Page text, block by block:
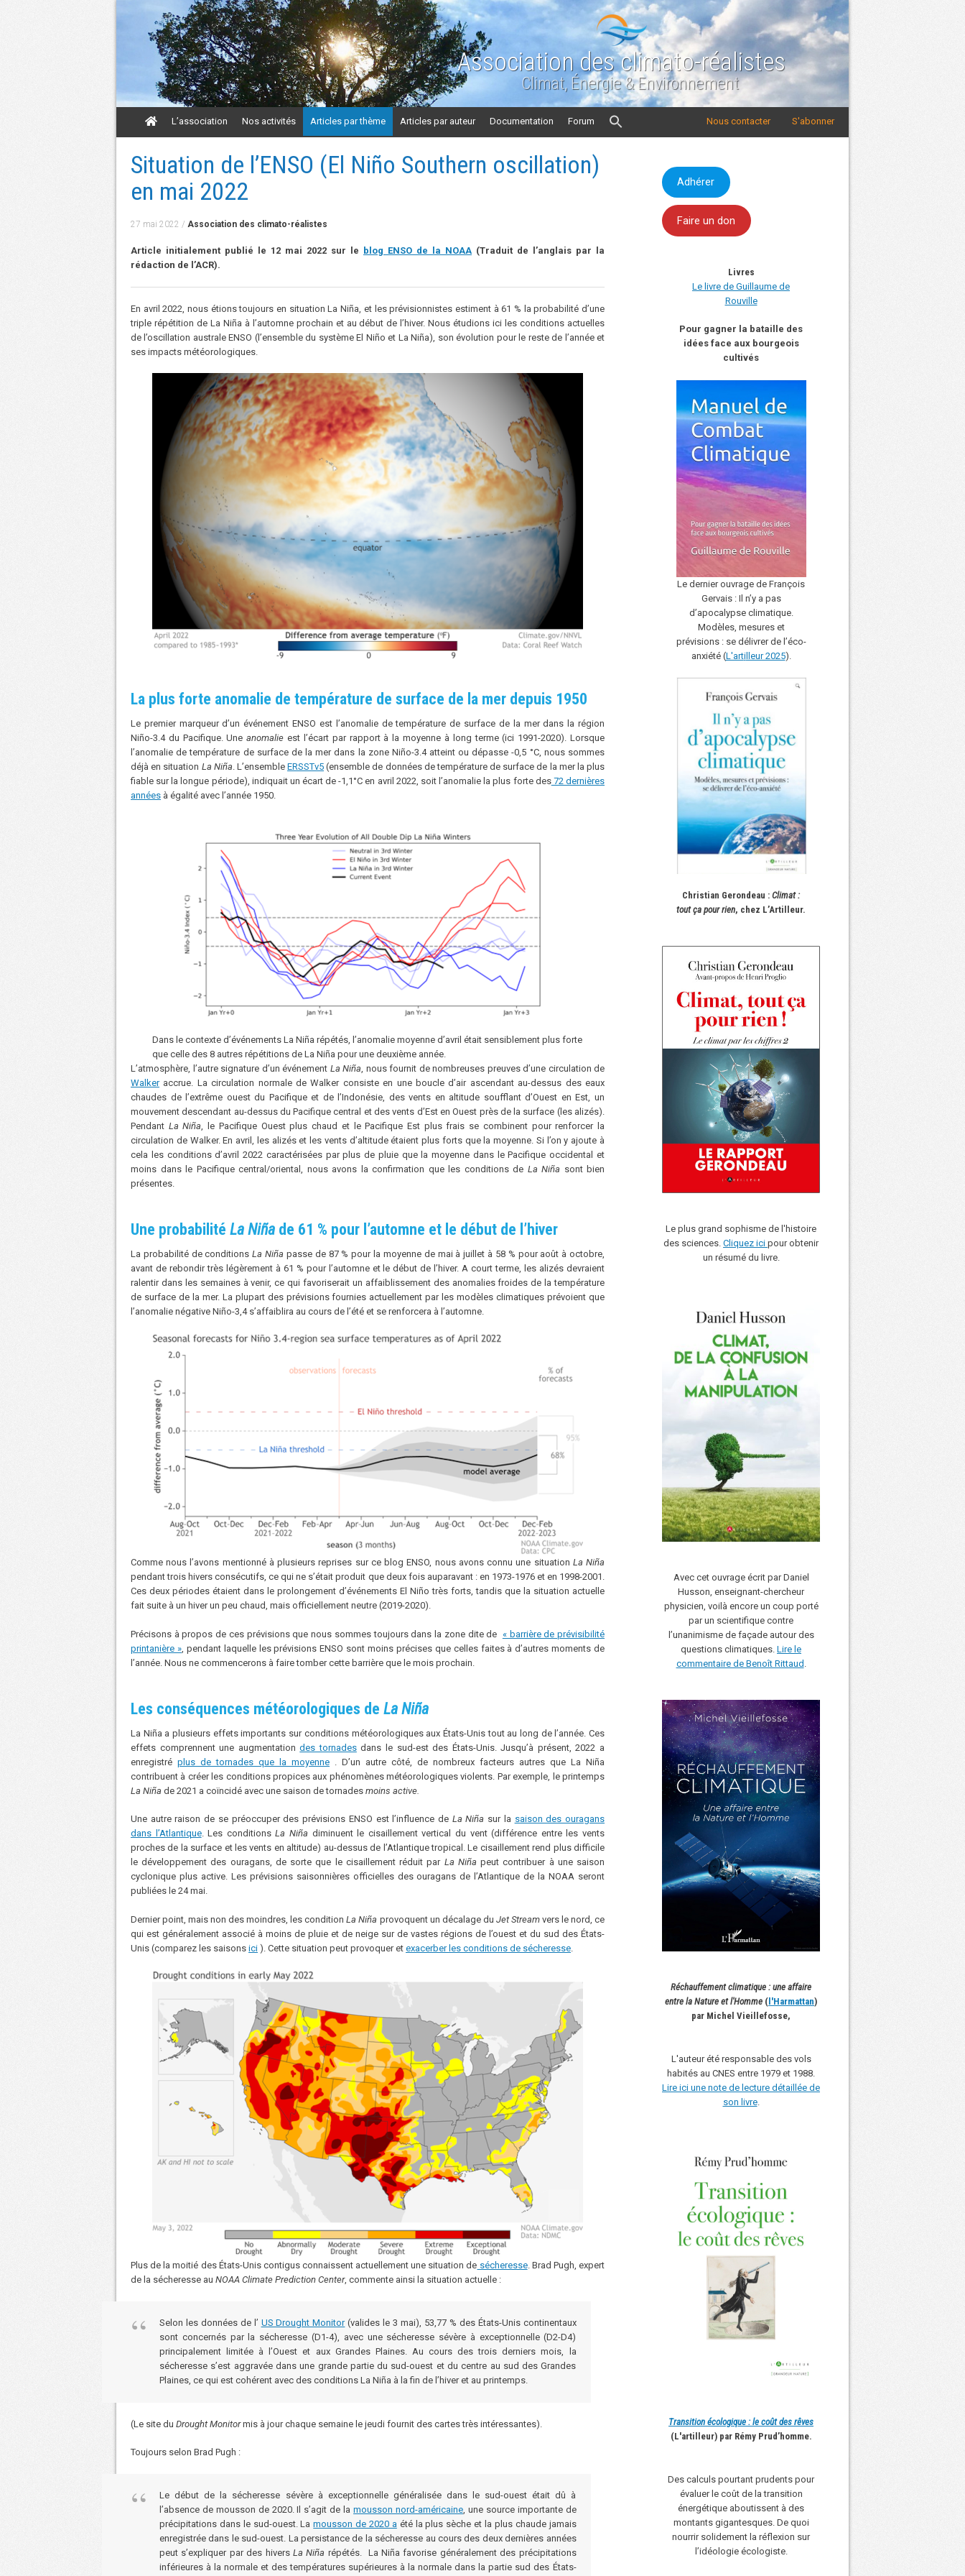
Association des climato-réalistes
Climat, Énergie & Environnement
L’association Nos activités Articles par thème Articles par auteur Documentation Forum S'abonner
Nous contacter
auSituation de l’ENSO (El Niño Southern oscillation)
en mai 2022
27 mai 2022 / Association des climato-réalistes
Article initialement publié le 12 mai 2022 sur le blog ENSO de la NOAA (Traduit de l’anglais par la
rédaction de l’ACR).
En avril 2022, nous étions toujours en situation La Niña, et les prévisionnistes estiment à 61 % la probabilité d’une
triple répétition de La Niña à l’automne prochain et au début de l’hiver. Nous étudions ici les conditions actuelles
de l’oscillation australe ENSO (l’ensemble du système El Niño et La Niña), son évolution pour le reste de l’année et
ses impacts météorologiques.
La plus forte anomalie de température de surface de la mer depuis 1950
Le premier marqueur d’un événement ENSO est l’anomalie de température de surface de la mer dans la région
Niño-3.4 du Pacifique. Uneanomalie est l’écart par rapport à la moyenne à long terme (ici 1991-2020). Lorsque
l’anomalie de température de surface de la mer dans la zone Niño-3.4 atteint ou dépasse -0,5 °C, nous sommes
déjà en situation La Niña. L’ensembleERSSTv5 (ensemble de données de température de surface de la mer la plus
fiable sur la longue période), indiquait un écart de -1,1°C en avril 2022, soit l’anomalie la plus forte des72 dernières
années à égalité avec l’année 1950.
Dans le contexte d’événements La Niña répétés, l’anomalie moyenne d’avril était sensiblement plus forte
que celle des 8 autres répétitions de La Niña pour une deuxième année.
L’atmosphère, l’autre signature d’un événement La Niña , nous fournit de nombreuses preuves d’une circulation de
Walkeraccrue. La circulation normale de Walker consiste en une boucle d’air ascendant au-dessus des eaux
chaudes de l’extrême ouest du Pacifique et de l’Indonésie, des vents en altitude soufflant d’Ouest en Est, un
mouvement descendant au-dessus du Pacifique central et des vents d’Est en Ouest près de la surface (les alizés).
Pendant La Niña , le Pacifique Ouest plus chaud et le Pacifique Est plus frais se combinent pour renforcer la
circulation de Walker. En avril, les alizés et les vents d’altitude étaient plus forts que la moyenne. Si l’on y ajoute à
cela les conditions d’avril 2022 caractérisées par plus de pluie que la moyenne dans le Pacifique occidental et
moins dans le Pacifique central/oriental, nous avons la confirmation que les conditions de La Niña sont bien
présentes.
Une probabilité La Niña de 61 % pour l’automne et le début de l’hiver
La probabilité de conditionsLa Niña passe de 87 % pour la moyenne de mai à juillet à 58 % pour août à octobre,
avant de rebondir très légèrement à 61 % pour l’automne et le début de l’hiver. A court terme, les alizés devraient
ralentir dans les semaines à venir, ce qui favoriserait un affaiblissement des anomalies froides de la température
de surface de la mer. La plupart des prévisions fournies actuellement par les modèles climatiques prévoient que
l’anomalie négative Niño-3,4 s’affaiblira au cours de l’été et se renforcera à l’automne.
Comme nous l’avons mentionné à plusieurs reprises sur ce blog ENSO, nous avons connu une situation La Niña
pendant trois hivers consécutifs, ce qui ne s’était produit que deux fois auparavant : en 1973-1976 et en 1998-2001.
Ces deux périodes étaient dans le prolongement d’événements El Niño très forts, tandis que la situation actuelle
fait suite à un hiver un peu chaud, mais officiellement neutre (2019-2020).
Précisons à propos de ces prévisions que nous sommes toujours dans la zone dite de « barrière de prévisibilité
printanière », pendant laquelle les prévisions ENSO sont moins précises que celles faites à d’autres moments de
l’année. Nous ne commencerons à faire tomber cette barrière que le mois prochain.
Les conséquences météorologiques de La Niña
La Niña a plusieurs effets importants sur conditions météorologiques aux États-Unis tout au long de l’année. Ces
effets comprennent une augmentationdes tornadesdans le sud-est des États-Unis. Jusqu’à présent, 2022 a
enregistré plus de tornades que la moyenne . D’un autre côté, de nombreux facteurs autres que La Niña
contribuent à créer les conditions propices aux phénomènes météorologiques violents. Par exemple, le printemps
La Niña de 2021 a coïncidé avec une saison de tornades moins active.
Une autre raison de se préoccuper des prévisions ENSO est l’influence de La Niña sur la saison des ouragans
dans l’Atlantique. Les conditionsLa Niña diminuent le cisaillement vertical du vent (différence entre les vents
proches de la surface et les vents en altitude) au-dessus de l’Atlantique tropical. Le cisaillement rend plus difficile
le développement des ouragans, de sorte que le cisaillement réduit par La Niña peut contribuer à une saison
cyclonique plus active. Les prévisions saisonnières officielles des ouragans de l’Atlantique de la NOAA seront
publiées le 24 mai.
Dernier point, mais non des moindres, les conditionLa Niña provoquent un décalage du Jet Streamvers le nord, ce
qui est généralement associé à moins de pluie et de neige sur de vastes régions de l’ouest et du sud des États-
Unis (comparez les saisons ici ). Cette situation peut provoquer et exacerber les conditions de sécheresse
Plus de la moitié des États-Unis contigus connaissent actuellement une situation de sécheresse. Brad Pugh, expert
de la sécheresse au NOAA Climate Prediction Center, commente ainsi la situation actuelle :
Selon les données de l’ US Drought Monitor(valides le 3 mai), 53,77 % des États-Unis continentaux
sont concernés par la sécheresse (D1-4), avec une sécheresse sévère à exceptionnelle (D2-D4)
principalement limitée à l’Ouest et aux Grandes Plaines. Au cours des trois derniers mois, la
sécheresse s’est aggravée dans une grande partie du sud-ouest et du centre au sud des Grandes
Plaines, ce qui est cohérent avec des conditions La Niña à la fin de l’hiver et au printemps.
(Le site du Drought Monitormis à jour chaque semaine le jeudi fournit des cartes très intéressantes).
Toujours selon Brad Pugh :
Le début de la sécheresse sévère à exceptionnelle généralisée dans le sud-ouest était dû à
l’absence de mousson de 2020. Il s’agit de lamousson nord-américaine, une source importante de
précipitations dans le sud-ouest. Lamousson de 2020 aété la plus sèche et la plus chaude jamais
enregistrée dans le sud-ouest. La persistance de la sécheresse au cours des deux dernières années
peut s’expliquer par des hivers La Niña répétés. La Niña favorise généralement des précipitations
inférieures à la normale et des températures supérieures à la normale dans la partie sud des États-
Adhérer
Faire un don
Livres
Le livre de Guillaume de
Rouville
Pour gagner la bataille des
idées face aux bourgeois
cultivés
Le dernier ouvrage de François
Gervais : Il n’y a pas
d’apocalypse climatique.
Modèles, mesures et
prévisions : se délivrer de l’éco-
anxiété (L'artilleur 2025).
Christian Gerondeau : Climat :
tout ça pour rien, chez L’Artilleur.
Le plus grand sophisme de l'histoire
des sciences. Cliquez ici pour obtenir
un résumé du livre.
Avec cet ouvrage écrit par Daniel
Husson, enseignant-chercheur
physicien, voilà encore un coup porté
par un scientifique contre
l’unanimisme de façade autour des
questions climatiques. Lire le
commentaire de Benoît Rittaud
Réchauffement climatique : une affaire
entre la Nature et l'Homme (l'Harmattan)
par Michel Vieillefosse,
L'auteur été responsable des vols
habités au CNES entre 1979 et 1988.
Lire ici une note de lecture détaillée de
son livre.
Transition écologique : le coût des rêves
(L'artilleur) par Rémy Prud’homme.
Des calculs pourtant prudents pour
évaluer le coût de la transition
énergétique aboutissent à des
montants gigantesques. De quoi
nourrir solidement la réflexion sur
l’idéologie écologiste.